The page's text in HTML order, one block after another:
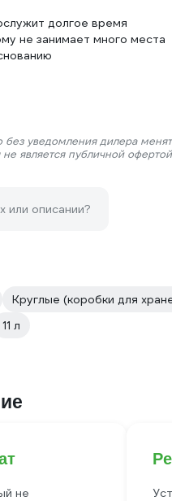
долгое время
не занимает много места
без уведомления дилера
является публичной офертой
или описании?
Круглые (коробки для
11 л
не